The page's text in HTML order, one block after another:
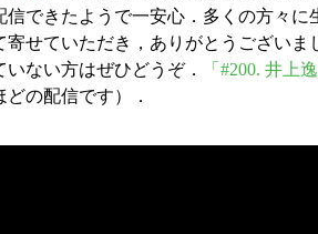
信できたようで一安心．多くの方々
寄せていただき，ありがとうござい
ない方はぜひどうぞ．
「#200. 井上
どの配信です）．